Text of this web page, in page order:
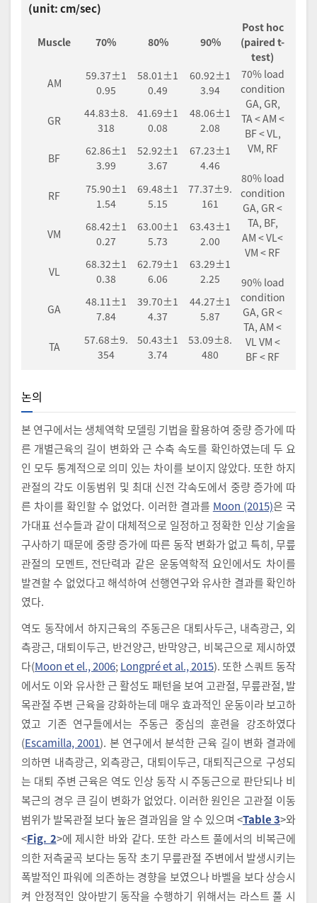
(unit: cm/sec)
Muscle 70% 80% 90%
Post hoc
(paired t-
test)
AM
59.37±1
0.95
58.01±1
0.49
60.92±1
3.94
70% load
condition
GA, GR,
TA < AM <
BF < VL,
VM, RF
80% load
condition
GA, GR <
TA, BF,
AM < VL<
VM < RF
90% load
condition
GA, GR <
TA, AM <
VL VM <
BF < RF
GR
44.83±8.
318
41.69±1
0.08
48.06±1
2.08
BF
62.86±1
3.99
52.92±1
3.67
67.23±1
4.46
RF
75.90±1
1.54
69.48±1
5.15
77.37±9.
161
VM
68.42±1
0.27
63.00±1
5.73
63.43±1
2.00
VL
68.32±1
0.38
62.79±1
6.06
63.29±1
2.25
GA
48.11±1
7.84
39.70±1
4.37
44.27±1
5.87
TA
57.68±9.
354
50.43±1
3.74
53.09±8.
480
논의
본 연구에서는 생체역학 모델링 기법을 활용하여 중량 증가에 따
른 개별근육의 길이 변화와 근 수축 속도를 확인하였는데 두 요
인 모두 통계적으로 의미 있는 차이를 보이지 않았다. 또한 하지
관절의 각도 이동범위 및 최대 신전 각속도에서 중량 증가에 따
른 차이를 확인할 수 없었다. 이러한 결과를 Moon (2015)은 국
가대표 선수들과 같이 대체적으로 일정하고 정확한 인상 기술을
구사하기 때문에 중량 증가에 따른 동작 변화가 없고 특히, 무릎
관절의 모멘트, 전단력과 같은 운동역학적 요인에서도 차이를
발견할 수 없었다고 해석하여 선행연구와 유사한 결과를 확인하
였다.
역도 동작에서 하지근육의 주동근은 대퇴사두근, 내측광근, 외
측광근, 대퇴이두근, 반건양근, 반막양근, 비복근으로 제시하였
다(Moon et el., 2006; Longpré et al., 2015). 또한 스쿼트 동작
에서도 이와 유사한 근 활성도 패턴을 보여 고관절, 무릎관절, 발
목관절 주변 근육을 강화하는데 매우 효과적인 운동이라 보고하
였고 기존 연구들에서는 주동근 중심의 훈련을 강조하였다
(Escamilla, 2001). 본 연구에서 분석한 근육 길이 변화 결과에
의하면 내측광근, 외측광근, 대퇴이두근, 대퇴직근으로 구성되
는 대퇴 주변 근육은 역도 인상 동작 시 주동근으로 판단되나 비
복근의 경우 큰 길이 변화가 없었다. 이러한 원인은 고관절 이동
범위가 발목관절 보다 높은 결과임을 알 수 있으며 <Table 3>와
<Fig. 2>에 제시한 바와 같다. 또한 라스트 풀에서의 비복근에
의한 저측굴곡 보다는 동작 초기 무릎관절 주변에서 발생시키는
폭발적인 파워에 의존하는 경향을 보였으나 바벨을 보다 상승시
켜 안정적인 앉아받기 동작을 수행하기 위해서는 라스트 풀 시